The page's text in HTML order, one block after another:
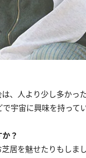
、人より少し多かっ
宇宙に興味を持っ
？
居を魅せたりもしま